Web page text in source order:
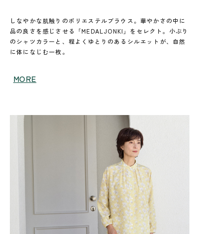
しなやかな肌触りのポリエステルブラウス。華やかさの中に
品の良さを感じさせる「MEDALJONKI」をセレクト。小ぶり
のシャツカラーと、程よくゆとりのあるシルエットが、自然
に体になじむ一枚。
MORE